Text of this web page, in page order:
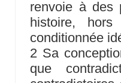
renvoie à des
histoire,
conditionnée
2 Sa
que